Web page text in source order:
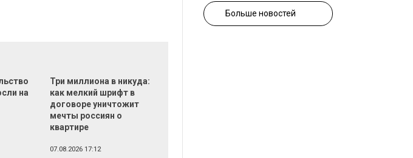
на
Три миллиона в никуда:
как мелкий шрифт в
договоре уничтожит
мечты россиян о
квартире
07.08.2026 17:12
Больше новостей